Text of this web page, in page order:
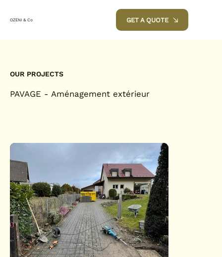
OZENI & Co GET A QUOTE
OUR PROJECTS
PAVAGE - Aménagement extérieur